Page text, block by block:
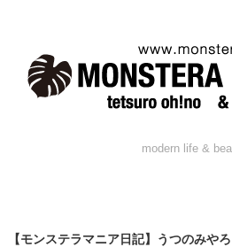
modern life &
【モンステラマニア日記】うつのみや